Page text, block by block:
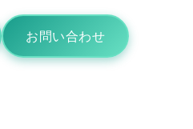
お問い合わせ